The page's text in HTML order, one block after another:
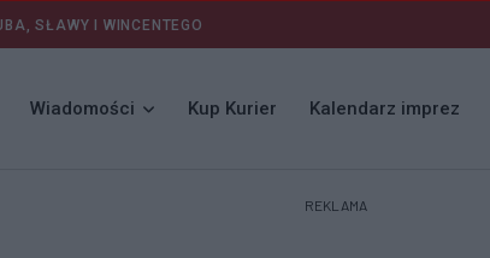
SŁAWY I WINCENTEGO
Wiadomości Kup Kurier Kalendarz imprez
REKLAMA